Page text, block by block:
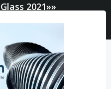
2021»»